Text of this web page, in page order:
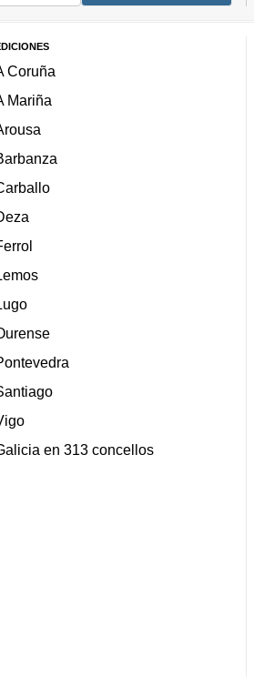
Coruña
Mariña
en 313 concellos